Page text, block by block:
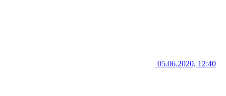
05.06.2020, 12:40